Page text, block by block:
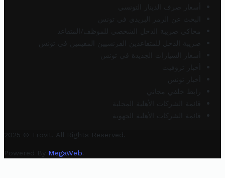
أسعار صرف الدينار التونسي
البحث عن الرمز البريدي في تونس
محاكي ضريبة الدخل الشخصي للموظف/المتقاعد
ضريبة الدخل للمتقاعدين الفرنسيين المقيمين في تونس
أسعار السيارات الجديدة في تونس
أخبار تروفيت
أخبار تونس
رابط خلفي مجاني
قائمة الشركات الأهلية المحلية
قائمة الشركات الأهلية الجهوية
2025 © Trovit. All Rights Reserved.
Powered By MegaWeb